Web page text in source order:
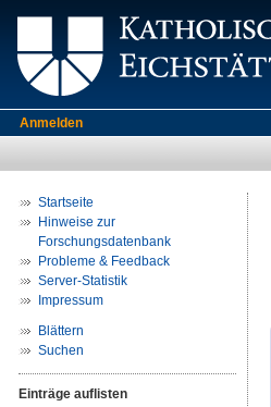
Anmelden
Startseite
Hinweise zur
Forschungsdatenbank
Probleme & Feedback
Server-Statistik
Impressum
Blättern
Suchen
Einträge auflisten